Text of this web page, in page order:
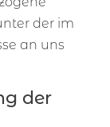
der im
an uns
der